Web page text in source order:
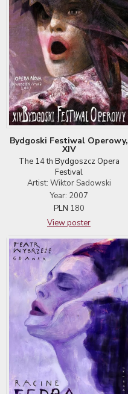
Bydgoski Festiwal Operowy,
XIV
The 14 th Bydgoszcz Opera
Festival
Artist: Wiktor Sadowski
Year: 2007
PLN 180
View poster